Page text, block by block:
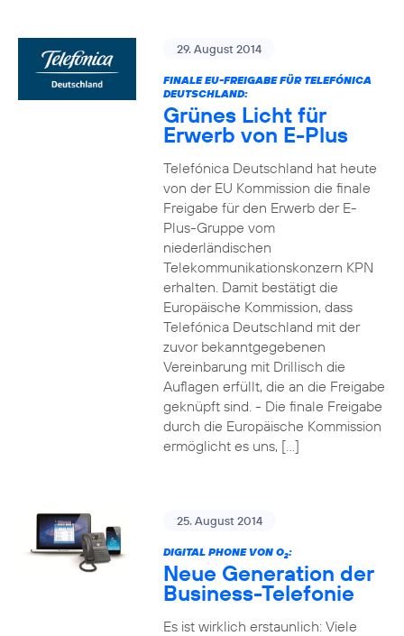
29. August 2014
FINALE EU-FREIGABE FÜR TELEFÓNICA
DEUTSCHLAND:
Grünes Licht für
Erwerb von E-Plus
Telefónica Deutschland hat heute
von der EU Kommission die finale
Freigabe für den Erwerb der E-
Plus-Gruppe vom
niederländischen
Telekommunikationskonzern KPN
erhalten. Damit bestätigt die
Europäische Kommission, dass
Telefónica Deutschland mit der
zuvor bekanntgegebenen
Vereinbarung mit Drillisch die
Auflagen erfüllt, die an die Freigabe
geknüpft sind. - Die finale Freigabe
durch die Europäische Kommission
ermöglicht es uns, […]
25. August 2014
DIGITAL PHONE VON O2:
Neue Generation der
Business-Telefonie
Es ist wirklich erstaunlich: Viele